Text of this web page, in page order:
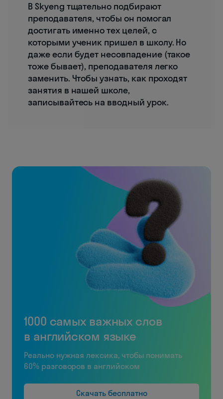
В Skyeng тщательно подбирают
преподавателя, чтобы он помогал
достигать именно тех целей, с
которыми ученик пришел в школу. Но
даже если будет несовпадение (такое
тоже бывает), преподавателя легко
заменить. Чтобы узнать, как проходят
занятия в нашей школе,
записывайтесь на вводный урок.
1000 самых важных слов
в английском языке
Реально нужная лексика, чтобы понимать
60% разговоров в английском
Скачать бесплатно